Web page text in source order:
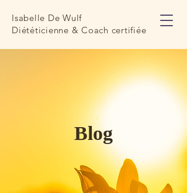
Isabelle De Wulf
Diététicienne & Coach certifiée
Blog